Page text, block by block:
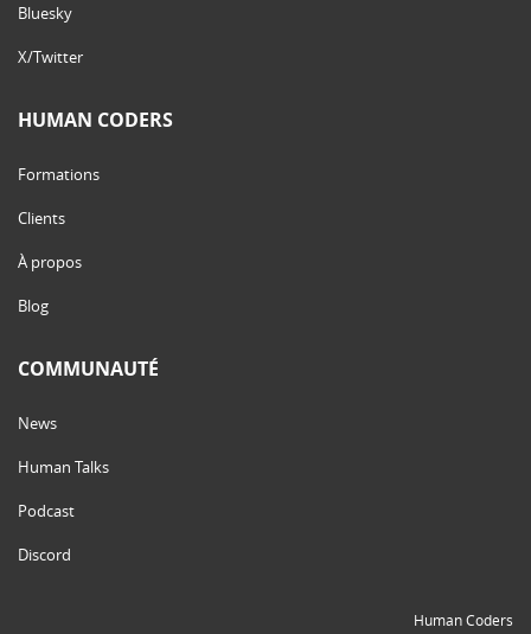
Bluesky
X/Twitter
HUMAN CODERS
Formations
Clients
À propos
Blog
COMMUNAUTÉ
News
Human Talks
Podcast
Discord
Human Coders